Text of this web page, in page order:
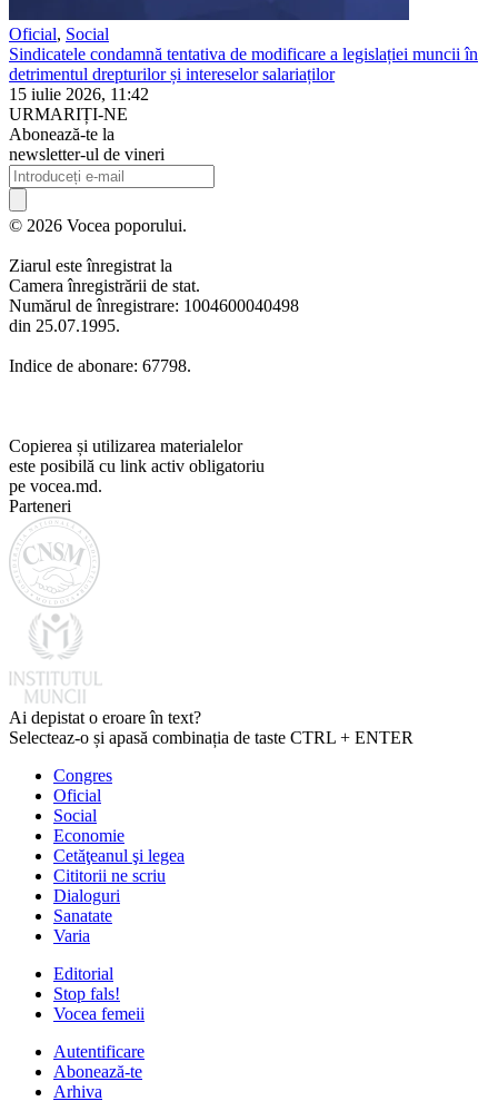
Oficial, Social
Sindicatele condamnă tentativa de modificare a legislației muncii în
detrimentul drepturilor și intereselor salariaților
15 iulie 2026, 11:42
URMARIȚI-NE
Abonează-te la
newsletter-ul de vineri
© 2026 Vocea poporului.
Ziarul este înregistrat la
Camera înregistrării de stat.
Numărul de înregistrare: 1004600040498
din 25.07.1995.
Indice de abonare: 67798.
Copierea și utilizarea materialelor
este posibilă cu link activ obligatoriu
pe vocea.md.
Parteneri
Ai depistat o eroare în text?
Selecteaz-o și apasă combinația de taste CTRL + ENTER
Congres
Oficial
Social
Economie
Cetăţeanul şi legea
Cititorii ne scriu
Dialoguri
Sanatate
Varia
Editorial
Stop fals!
Vocea femeii
Autentificare
Abonează-te
Arhiva